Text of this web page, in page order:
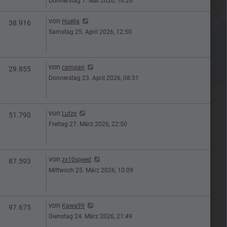
38.916 ZugriffeLetzter Beitrag
von Huella
Samstag 25. April 2026, 12:50
29.855 ZugriffeLetzter Beitrag
voncampari
Donnerstag 23. April 2026, 08:31
51.790 ZugriffeLetzter Beitrag
von Lutze
Freitag 27. März 2026, 22:50
87.593 ZugriffeLetzter Beitrag
vonzx10speed
Mittwoch 25. März 2026, 10:09
97.675 ZugriffeLetzter Beitrag
von Kawa99
Dienstag 24. März 2026, 21:49